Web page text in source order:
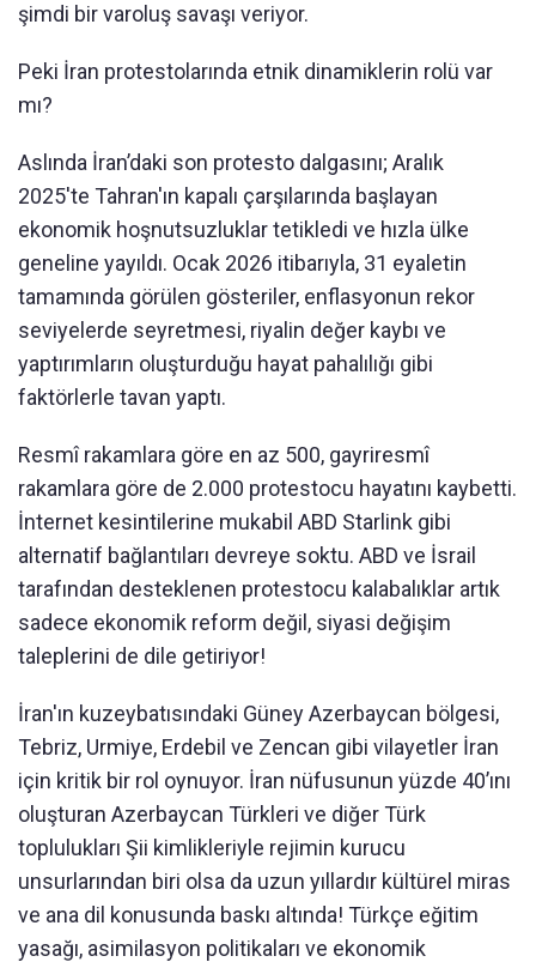
şimdi bir varoluş savaşı veriyor.
Peki İran protestolarında etnik dinamiklerin rolü var
mı?
Aslında İran’daki son protesto dalgasını; Aralık
2025'te Tahran'ın kapalı çarşılarında başlayan
ekonomik hoşnutsuzluklar tetikledi ve hızla ülke
geneline yayıldı. Ocak 2026 itibarıyla, 31 eyaletin
tamamında görülen gösteriler, enflasyonun rekor
seviyelerde seyretmesi, riyalin değer kaybı ve
yaptırımların oluşturduğu hayat pahalılığı gibi
faktörlerle tavan yaptı.
Resmî rakamlara göre en az 500, gayriresmî
rakamlara göre de 2.000 protestocu hayatını kaybetti.
İnternet kesintilerine mukabil ABD Starlink gibi
alternatif bağlantıları devreye soktu. ABD ve İsrail
tarafından desteklenen protestocu kalabalıklar artık
sadece ekonomik reform değil, siyasi değişim
taleplerini de dile getiriyor!
İran'ın kuzeybatısındaki Güney Azerbaycan bölgesi,
Tebriz, Urmiye, Erdebil ve Zencan gibi vilayetler İran
için kritik bir rol oynuyor. İran nüfusunun yüzde 40’ını
oluşturan Azerbaycan Türkleri ve diğer Türk
toplulukları Şii kimlikleriyle rejimin kurucu
unsurlarından biri olsa da uzun yıllardır kültürel miras
ve ana dil konusunda baskı altında! Türkçe eğitim
yasağı, asimilasyon politikaları ve ekonomik